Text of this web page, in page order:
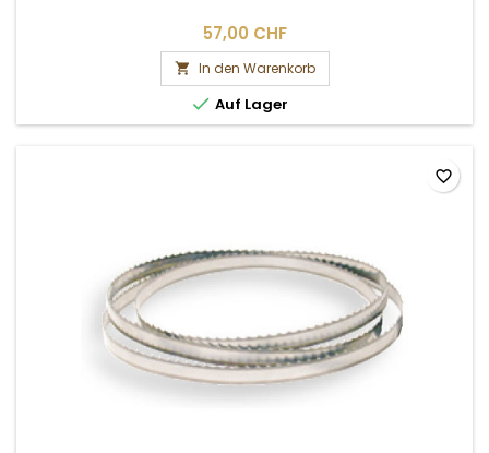
57,00 CHF
 In den Warenkorb
 Auf Lager
favorite_border